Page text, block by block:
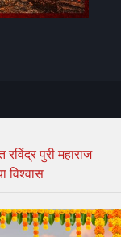
पुरी महाराज
विश्वास